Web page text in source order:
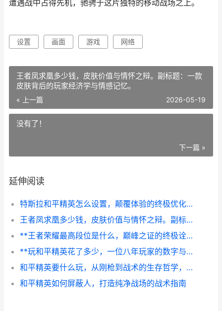
遭遇战中占得先机，驰骋于这片独特的移动战场之上。
设置 画面 游戏 网络
王者凤求凰多少钱，皮肤价值与情怀之辩。副标题：一款
皮肤背后的玩家经济学与情感记忆。
« 上一篇 2026-05-19
没有了！
下一篇 »
延伸阅读
特斯拉和平精英怎么设置，颠覆体验的终极优化指南，副标题，资深玩家实战调校全解析
王者凤求凰多少钱，皮肤价值与情怀之辩。副标题：一款皮肤背后的玩家经济学与情感记忆。
**王者荣耀最高段位是什么，巅峰之证的终极诠释，副标题，最强王者的永恒征途**
**玩和平精英花了多少，一位八年玩家的数字与时光账本**
和平精英要什么玩，从刚枪到战术的生存哲学，副标题，一位老兵的战场心得
和平精英如何屏蔽人，打造纯净战场的战术指南